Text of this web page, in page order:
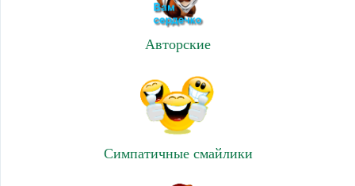
Авторские
Симпатичные смайлики